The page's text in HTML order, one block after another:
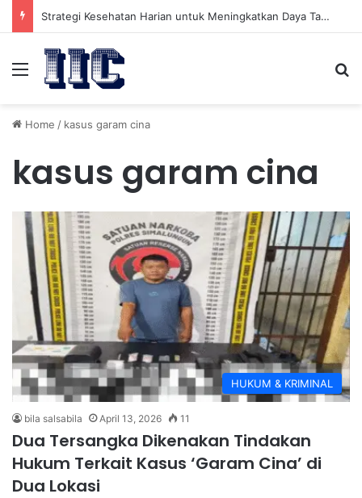
Strategi Kesehatan Harian untuk Meningkatkan Daya Tahan Tubuh dalam Beraktivitas
Menu
Home / kasus garam cina
kasus garam cina
HUKUM & KRIMINAL
bila salsabila April 13, 2026 11
Dua Tersangka Dikenakan Tindakan
Hukum Terkait Kasus ‘Garam Cina’ di
Dua Lokasi